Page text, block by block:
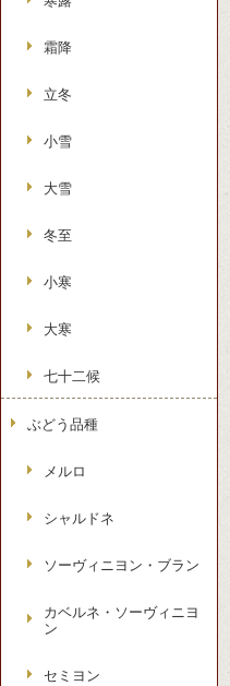
霜降
立冬
小雪
大雪
冬至
小寒
大寒
七十二候
ぶどう品種
メルロ
シャルドネ
ソーヴィニヨン・ブラン
カベルネ・ソーヴィニヨ
ン
セミヨン